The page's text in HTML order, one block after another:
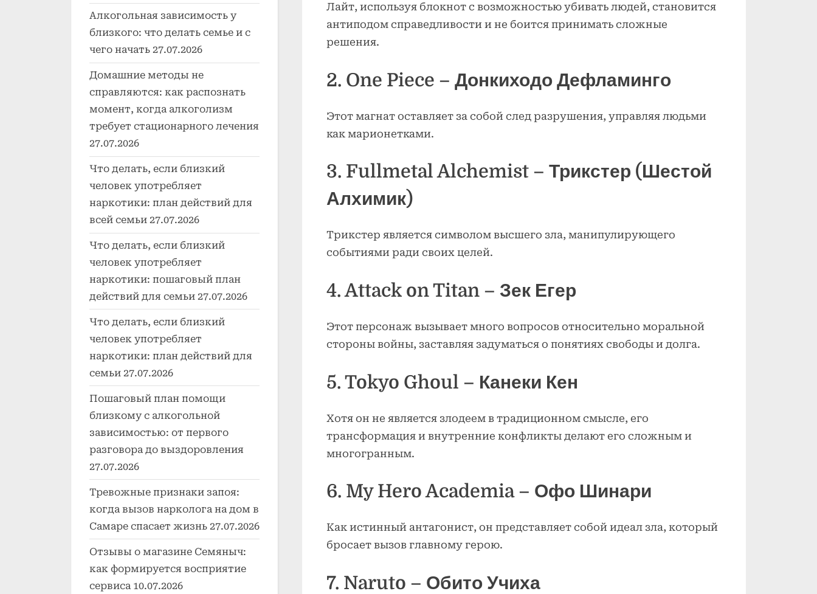
Лайт, используя блокнот с возможностью убивать людей, становится
антиподом справедливости и не боится принимать сложные
решения.
2. One Piece – Донкиходо Дефламинго
Этот магнат оставляет за собой след разрушения, управляя людьми
как марионетками.
3. Fullmetal Alchemist – Трикстер (Шестой
Алхимик)
Трикстер является символом высшего зла, манипулирующего
событиями ради своих целей.
4. Attack on Titan – Зек Егер
Этот персонаж вызывает много вопросов относительно моральной
стороны войны, заставляя задуматься о понятиях свободы и долга.
5. Tokyo Ghoul – Канеки Кен
Хотя он не является злодеем в традиционном смысле, его
трансформация и внутренние конфликты делают его сложным и
многогранным.
6. My Hero Academia – Офо Шинари
Как истинный антагонист, он представляет собой идеал зла, который
бросает вызов главному герою.
7. Naruto – Обито Учиха
Алкогольная зависимость у
близкого: что делать семье и с
чего начать 27.07.2026
Домашние методы не
справляются: как распознать
момент, когда алкоголизм
требует стационарного лечения
27.07.2026
Что делать, если близкий
человек употребляет
наркотики: план действий для
всей семьи 27.07.2026
Что делать, если близкий
человек употребляет
наркотики: пошаговый план
действий для семьи 27.07.2026
Что делать, если близкий
человек употребляет
наркотики: план действий для
семьи 27.07.2026
Пошаговый план помощи
близкому с алкогольной
зависимостью: от первого
разговора до выздоровления
27.07.2026
Тревожные признаки запоя:
когда вызов нарколога на дом в
Самаре спасает жизнь 27.07.2026
Отзывы о магазине Семяныч:
как формируется восприятие
сервиса 10.07.2026